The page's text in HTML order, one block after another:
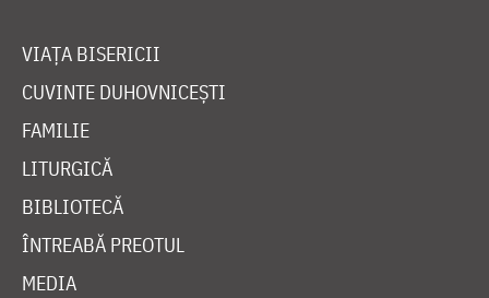
VIAȚA BISERICII
CUVINTE DUHOVNICEȘTI
FAMILIE
LITURGICĂ
BIBLIOTECĂ
ÎNTREABĂ PREOTUL
MEDIA